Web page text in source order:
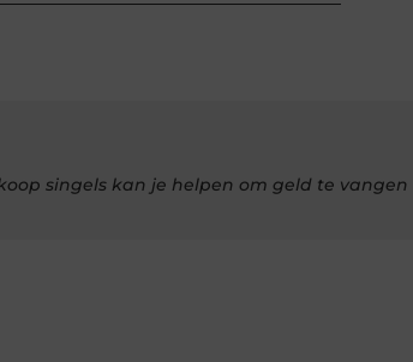
singels kan je helpen om geld te